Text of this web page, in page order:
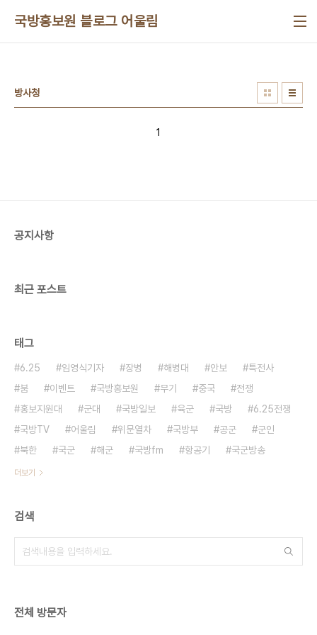
국방홍보원 블로그 어울림
방사청
1
공지사항
최근 포스트
태그
6.25 임영식기자 장병 해병대 안보
특전사
붐
이벤트 국방홍보원 무기 중국
전쟁
홍보지원대
군대 국방일보 육군 국방
6.25전쟁
국방TV
어울림 위문열차 국방부 공군
군인
북한
국군 해군 국방fm 항공기 국군방송
더보기
검색
전체 방문자